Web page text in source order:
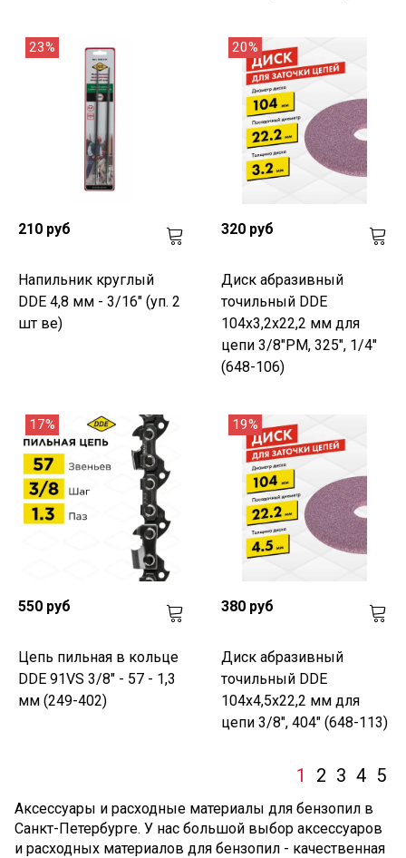
23%
210 руб
Напильник круглый
DDE 4,8 мм - 3/16" (уп. 2
шт ве)
20%
320 руб
Диск абразивный
точильный DDE
104х3,2х22,2 мм для
цепи 3/8"PM, 325", 1/4"
(648-106)
17%
550 руб
Цепь пильная в кольце
DDE 91VS 3/8" - 57 - 1,3
мм (249-402)
19%
380 руб
Диск абразивный
точильный DDE
104х4,5х22,2 мм для
цепи 3/8", 404" (648-113)
1 2 3 4 5
Аксессуары и расходные материалы для бензопил в
Санкт-Петербурге. У нас большой выбор аксессуаров
и расходных материалов для бензопил - качественная